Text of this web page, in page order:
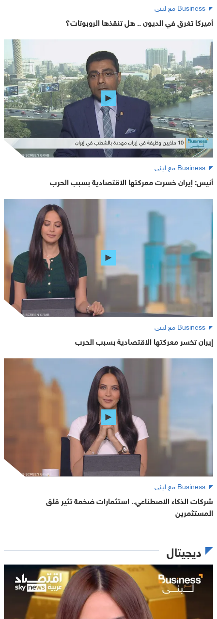
Business مع لبنى
أميركا تغرق في الديون .. هل تنقذها الروبوتات؟
Business مع لبنى
أنيس: إيران خسرت معركتها الاقتصادية بسبب الحرب
Business مع لبنى
إيران تخسر معركتها الاقتصادية بسبب الحرب
Business مع لبنى
شركات الذكاء الاصطناعي.. استثمارات ضخمة تثير قلق
المستثمرين
ديجيتال